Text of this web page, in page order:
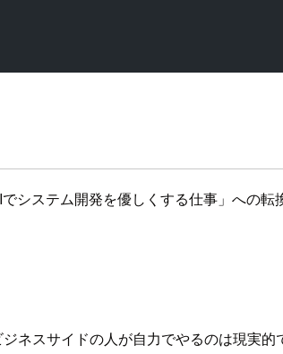
システム開発を優しくする仕事」への
ネスサイドの人が自力でやるのは現実